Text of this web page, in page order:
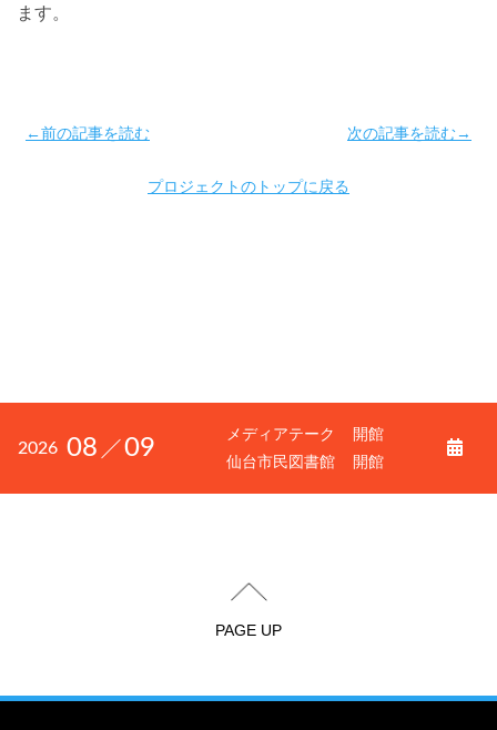
ます。
←前の記事を読む
プロジェクトのトップに戻る
次の記事を読む→
2026 08 09
メディアテーク
開館
仙台市民図書館
開館
PAGE UP